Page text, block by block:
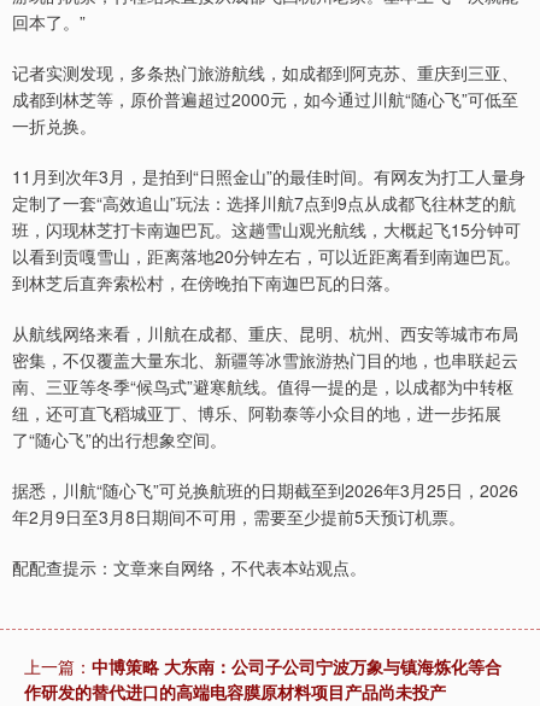
回本了。”
记者实测发现，多条热门旅游航线，如成都到阿克苏、重庆到三亚、
成都到林芝等，原价普遍超过2000元，如今通过川航“随心飞”可低至
一折兑换。
11月到次年3月，是拍到“日照金山”的最佳时间。有网友为打工人量身
定制了一套“高效追山”玩法：选择川航7点到9点从成都飞往林芝的航
班，闪现林芝打卡南迦巴瓦。这趟雪山观光航线，大概起飞15分钟可
以看到贡嘎雪山，距离落地20分钟左右，可以近距离看到南迦巴瓦。
到林芝后直奔索松村，在傍晚拍下南迦巴瓦的日落。
从航线网络来看，川航在成都、重庆、昆明、杭州、西安等城市布局
密集，不仅覆盖大量东北、新疆等冰雪旅游热门目的地，也串联起云
南、三亚等冬季“候鸟式”避寒航线。值得一提的是，以成都为中转枢
纽，还可直飞稻城亚丁、博乐、阿勒泰等小众目的地，进一步拓展
了“随心飞”的出行想象空间。
据悉，川航“随心飞”可兑换航班的日期截至到2026年3月25日，2026
年2月9日至3月8日期间不可用，需要至少提前5天预订机票。
配配查提示：文章来自网络，不代表本站观点。
上一篇： 中博策略 大东南：公司子公司宁波万象与镇海炼化等合
作研发的替代进口的高端电容膜原材料项目产品尚未投产